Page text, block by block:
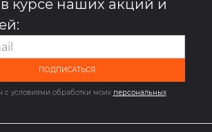
в курсе наших акций и
ПОДПИСАТЬСЯ
с условиями обработки моих персональных